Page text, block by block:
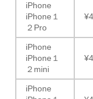
iPhone
iPhone１
２Pro
iPhone
iPhone１
２mini
iPhone